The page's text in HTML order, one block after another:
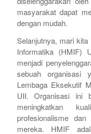
masyarakat dapat
dengan mudah.
Selanjutnya, mari
Informatika (HMIF)
menjadi
sebuah organisasi
Lembaga Eksekutif
UII. Organisasi ini
meningkatkan
profesionalisme
mereka. HMIF